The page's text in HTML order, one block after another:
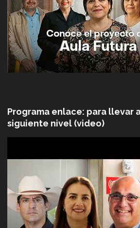
Programa enlace: para llevar
siguiente nivel (video)